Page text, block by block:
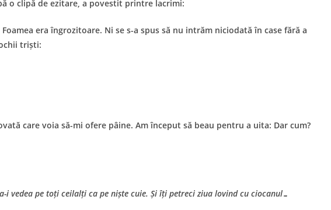
o clipă de ezitare, a povestit printre lacrimi:
era îngrozitoare. Ni se s-a spus să nu intrăm niciodată în case fără a
triști:
care voia să-mi ofere pâine. Am început să beau pentru a uita: Dar cum?
vedea pe toți ceilalți ca pe niște cuie. Și îți petreci ziua lovind cu ciocanul…